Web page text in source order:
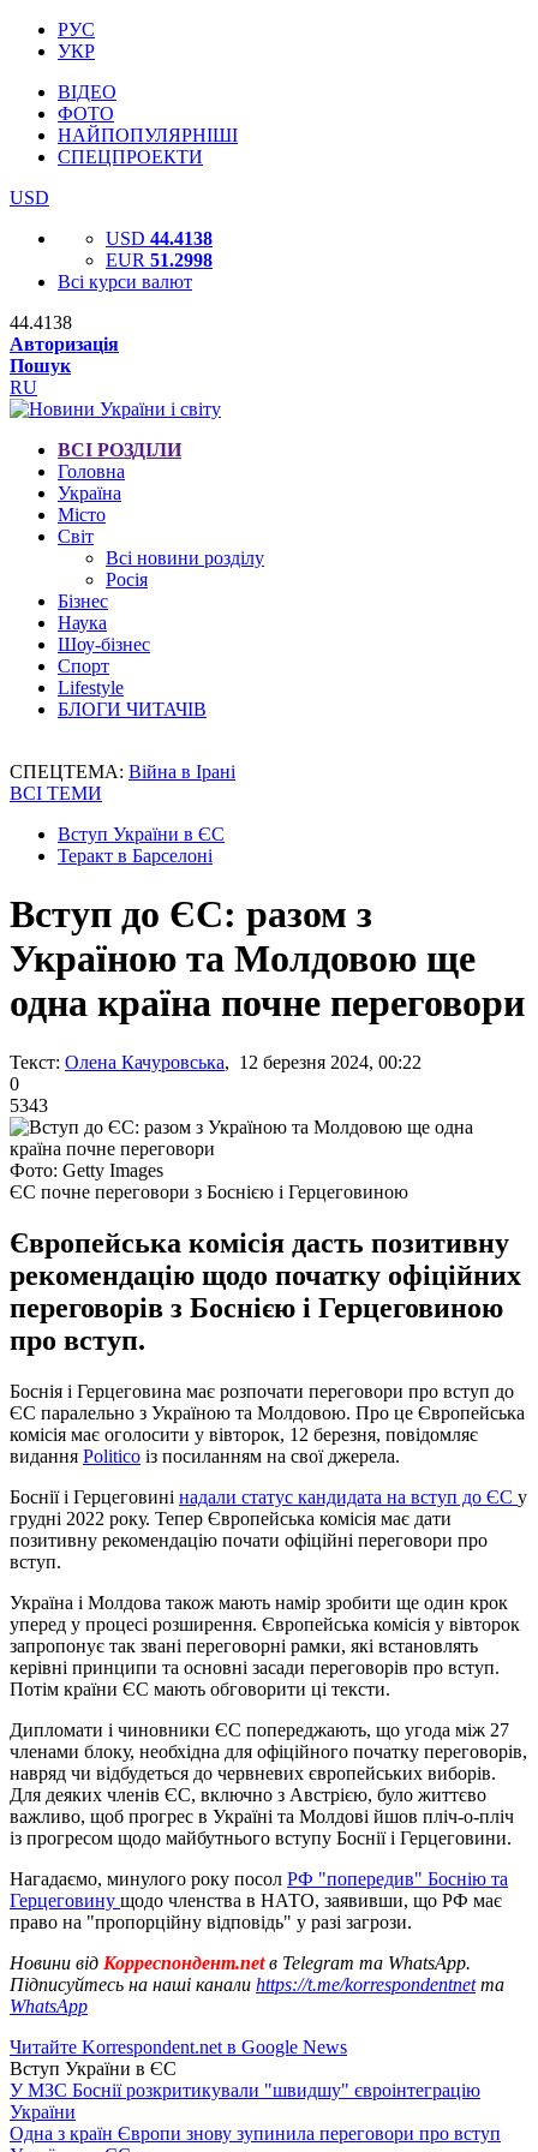
РУС
УКР
ВІДЕО
ФОТО
НАЙПОПУЛЯРНІШІ
СПЕЦПРОЕКТИ
USD
USD 44.4138
EUR 51.2998
Всі курси валют
44.4138
Авторизація
Пошук
RU
ВСІ РОЗДІЛИ
Головна
Україна
Місто
Світ
Всі новини розділу
Росія
Бізнес
Наука
Шоу-бізнес
Спорт
Lifestyle
БЛОГИ ЧИТАЧІВ
СПЕЦТЕМА: Війна в Ірані
ВСІ ТЕМИ
Вступ України в ЄС
Теракт в Барселоні
Вступ до ЄС: разом з
Україною та Молдовою ще
одна країна почне переговори
Текст: Олена Качуровська, 12 березня 2024, 00:22
0
5343
Фото: Getty Images
ЄС почне переговори з Боснією і Герцеговиною
Європейська комісія дасть позитивну
рекомендацію щодо початку офіційних
переговорів з Боснією і Герцеговиною
про вступ.
Боснія і Герцеговина має розпочати переговори про вступ до
ЄС паралельно з Україною та Молдовою. Про це Європейська
комісія має оголосити у вівторок, 12 березня, повідомляє
видання Politico із посиланням на свої джерела.
Боснії і Герцеговині надали статус кандидата на вступ до ЄС у
грудні 2022 року. Тепер Європейська комісія має дати
позитивну рекомендацію почати офіційні переговори про
вступ.
Україна і Молдова також мають намір зробити ще один крок
уперед у процесі розширення. Європейська комісія у вівторок
запропонує так звані переговорні рамки, які встановлять
керівні принципи та основні засади переговорів про вступ.
Потім країни ЄС мають обговорити ці тексти.
Дипломати і чиновники ЄС попереджають, що угода між 27
членами блоку, необхідна для офіційного початку переговорів,
навряд чи відбудеться до червневих європейських виборів.
Для деяких членів ЄС, включно з Австрією, було життєво
важливо, щоб прогрес в Україні та Молдові йшов пліч-о-пліч
із прогресом щодо майбутнього вступу Боснії і Герцеговини.
Нагадаємо, минулого року посол РФ "попередив" Боснію та
Герцеговину щодо членства в НАТО, заявивши, що РФ має
право на "пропорційну відповідь" у разі загрози.
Новини від Корреспондент.netв Telegram та WhatsApp.
Підписуйтесь на наші канали https://t.me/korrespondentnetта
WhatsApp
Читайте Korrespondent.net в Google News
Вступ України в ЄС
У МЗС Боснії розкритикували "швидшу" євроінтеграцію
України
Одна з країн Європи знову зупинила переговори про вступ